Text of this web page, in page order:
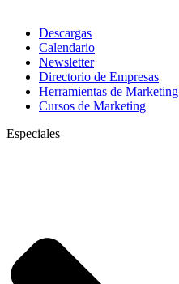
Descargas
Calendario
Newsletter
Directorio de Empresas
Herramientas de Marketing
Cursos de Marketing
Especiales